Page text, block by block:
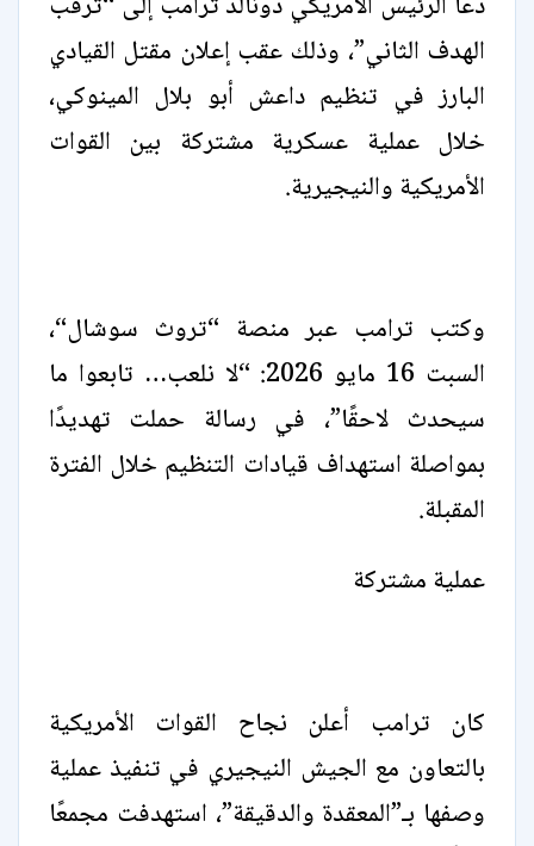
الهدف الثاني”، وذلك عقب إعلان مقتل القيادي
البارز في تنظيم داعش أبو بلال المينوكي،
خلال عملية عسكرية مشتركة بين القوات
الأمريكية والنيجيرية.
وكتب ترامب عبر منصة “تروث سوشال“،
السبت 16 مايو 2026: “لا نلعب… تابعوا ما
سيحدث لاحقًا”، في رسالة حملت تهديدًا
بمواصلة استهداف قيادات التنظيم خلال الفترة
المقبلة.
عملية مشتركة
كان ترامب أعلن نجاح القوات الأمريكية
بالتعاون مع الجيش النيجيري في تنفيذ عملية
وصفها بـ”المعقدة والدقيقة”، استهدفت مجمعًا